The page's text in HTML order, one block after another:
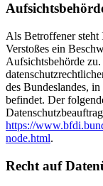
Als Betroffener steht
Verstoßes ein
Aufsichtsbehörde
des Bundeslandes,
befindet. Der
https://
node.html.
Recht auf